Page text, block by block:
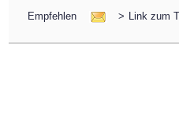
Empfehlen > Link zum